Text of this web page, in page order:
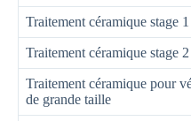
Traitement céramique stage 1
Traitement céramique stage 2
Traitement céramique pour
de grande taille